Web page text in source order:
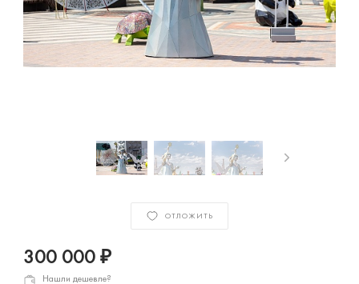
ОТЛОЖИТЬ
300 000 ₽
Нашли дешевле?